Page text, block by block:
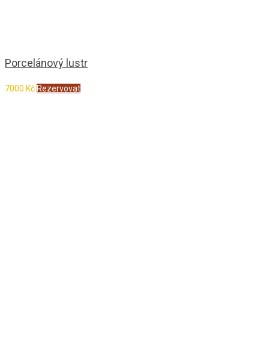
Porcelánový lustr
7000 Kč Rezervovat